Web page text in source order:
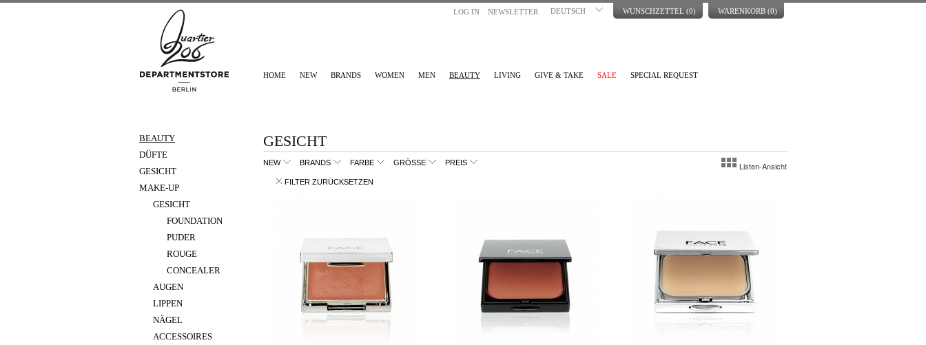
LOG IN NEWSLETTER DEUTSCH WUNSCHZETTEL (0) WARENKORB (0)
HOME NEW BRANDS WOMEN MEN BEAUTY LIVING GIVE & TAKE SALE SPECIAL REQUEST
BEAUTY
DÜFTE
GESICHT
MAKE-UP
GESICHT
FOUNDATION
PUDER
ROUGE
CONCEALER
AUGEN
LIPPEN
NÄGEL
ACCESSOIRES
GESICHT
NEW BRANDS FARBE GRÖSSE PREIS
FILTER ZURÜCKSETZEN
Listen-Ansicht